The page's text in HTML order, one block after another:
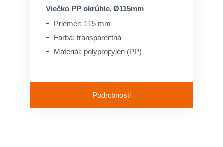
Viečko PP okrúhle, Ø115mm
Priemer: 115 mm
Farba: transparentná
Materiál: polypropylén (PP)
Podrobnosti